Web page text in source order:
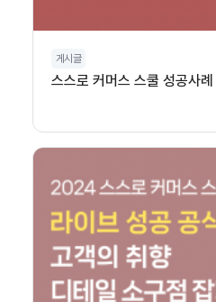
게시글
스스로 커머스 스쿨 성공사